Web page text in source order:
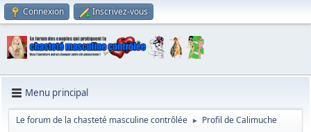
Connexion Inscrivez-vous
Menu principal
Le forum de la chasteté masculine contrôlée ► Profil de Calimuche